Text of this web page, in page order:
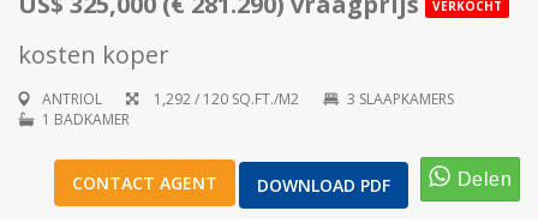
VERKOCHT
kosten koper
ANTRIOL 1,292 / 120 SQ.FT./M2
3 SLAAPKAMERS
1 BADKAMER
CONTACT AGENT DOWNLOAD PDF